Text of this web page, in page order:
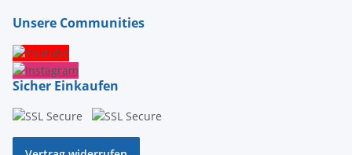
Unsere Communities
Sicher Einkaufen